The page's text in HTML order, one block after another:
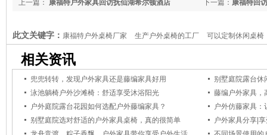
下一篇： 康福特回
上一篇： 康福特户外家具回访抚仙湖希尔顿酒店
此文关键字： 康福特户外桌椅厂家 生产户外桌椅的工厂 可以定制休闲桌椅
椅批发 康福特户外桌椅工厂
相关资讯
兜兜转转，发现户外家具还是藤编家具好用
别墅庭院露台休
泳池躺椅户外沙滩椅：舒适享受沐浴阳光
藤编户外家具，
户外庭院露台花园如何选配户外藤编家具？
户外仿藤家具
别墅庭院选对舒适的户外家具桌椅，真的很简单
户外家具分享|